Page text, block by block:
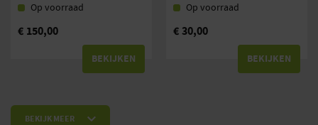
Op voorraad
€ 150,00
BEKIJKEN
Op voorraad
€30,00
BEKIJKEN
BEKIJK MEER